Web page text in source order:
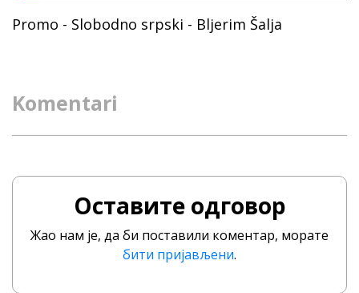
Promo - Slobodno srpski - Bljerim Šalja
Komentari
Оставите одговор
Жао нам је, да би поставили коментар, морате
бити пријављени.